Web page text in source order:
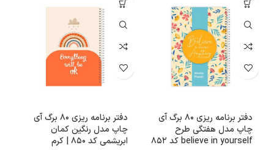
دفتر برنامه ریزی 80 برگ آی
چاپ مدل هفتگی طرح
believe in yourself کد 852
دفتر برنامه ریزی 80 برگ آی
چاپ مدل رنگین کمان
ابریشمی کد 850 | کرم